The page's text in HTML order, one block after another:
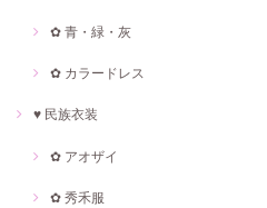
✿ 青・緑・灰
✿ カラードレス
♥ 民族衣装
✿ アオザイ
✿ 秀禾服